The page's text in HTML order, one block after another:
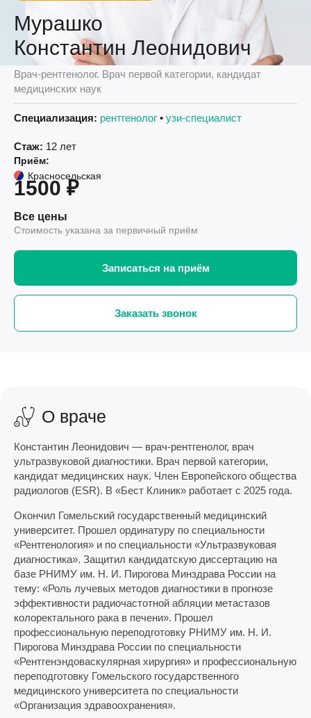
Мурашко
Константин Леонидович
Врач-рентгенолог. Врач первой категории, кандидат
медицинских наук
Специализация: рентгенолог • узи-специалист
Стаж: 12 лет
Приём:
Красносельская
1500 ₽
Все цены
Стоимость указана за первичный приём
Записаться на приём
Заказать звонок
О враче
Константин Леонидович — врач-рентгенолог, врач
ультразвуковой диагностики. Врач первой категории,
кандидат медицинских наук. Член Европейского общества
радиологов (ESR). В «Бест Клиник» работает с 2025 года.
Окончил Гомельский государственный медицинский
университет. Прошел ординатуру по специальности
«Рентгенология» и по специальности «Ультразвуковая
диагностика». Защитил кандидатскую диссертацию на
базе РНИМУ им. Н. И. Пирогова Минздрава России на
тему: «Роль лучевых методов диагностики в прогнозе
эффективности радиочастотной абляции метастазов
колоректального рака в печени». Прошел
профессиональную переподготовку РНИМУ им. Н. И.
Пирогова Минздрава России по специальности
«Рентгенэндоваскулярная хирургия» и профессиональную
переподготовку Гомельского государственного
медицинского университета по специальности
«Организация здравоохранения».